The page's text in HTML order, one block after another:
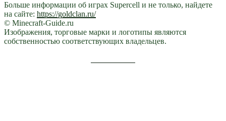
Больше информации об играх Supercell и не только, найдете
на сайте: https://goldclan.ru/
© Minecraft-Guide.ru
Изображения, торговые марки и логотипы являются
собственностью соответствующих владельцев.